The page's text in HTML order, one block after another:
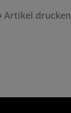
Artikel drucken